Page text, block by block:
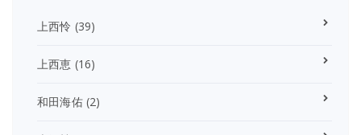
上西怜 (39)
上西恵 (16)
和田海佑(2)